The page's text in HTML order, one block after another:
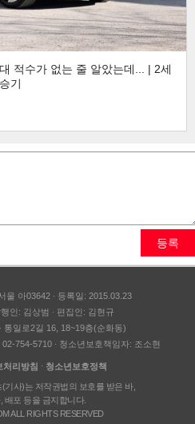
적수가 없는 줄 알았는데... | 2세
기
등록
울 아03642
등록일: 2015.03.23
인: 김상범
편집인: 김현규
통일로2길 16, 18~19층(순화동)
02-754-5710 청소년보호책임자: 조소현
처리방침 청소년보호정책
기사)는 저작권법의 보호를 받은 바,
배포 등을 금지합니다.
ALL RIGHTS RESERVED